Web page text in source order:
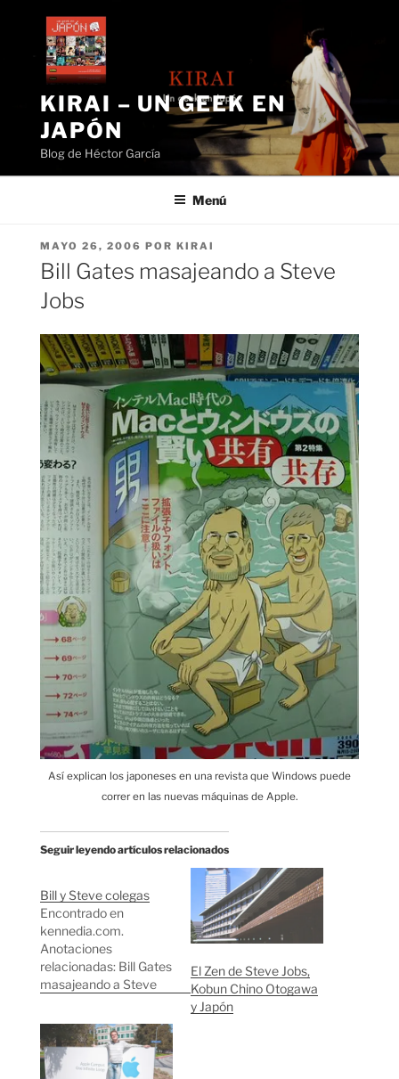
contenido
KIRAI – UN GEEK EN
JAPÓN
Blog de Héctor García
Menú
PUBLICADO
EL
MAYO 26, 2006 POR KIRAI
Bill Gates masajeando a Steve
Jobs
Así explican los japoneses en una revista que Windows puede
correr en las nuevas máquinas de Apple.
Seguir leyendo artículos relacionados
Bill y Steve colegas
Encontrado en
kennedia.com.
Anotaciones
relacionadas: Bill Gates
masajeando a Steve
El Zen de Steve Jobs,
Kobun Chino Otogawa
y Japón